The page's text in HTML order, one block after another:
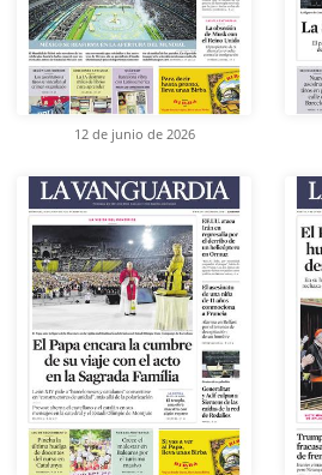
12 de junio de 2026